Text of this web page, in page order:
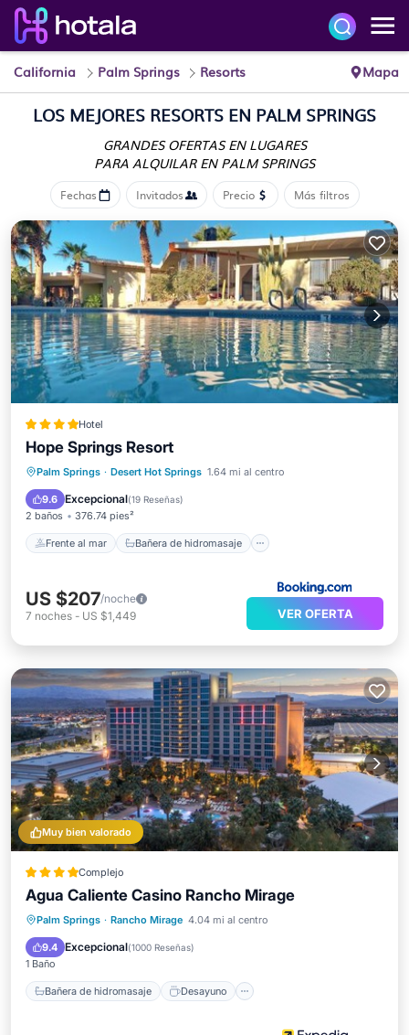
California Palm Springs Resorts Mapa
LOS MEJORES RESORTS EN PALM SPRINGS
GRANDES OFERTAS EN LUGARES
PARA ALQUILAR EN PALM SPRINGS
Fechas Invitados Precio Más filtros
Hotel
Hope Springs Resort
Palm Springs · Desert Hot Springs 1.64 mi al centro
9.6 Excepcional(19 Reseñas)
2 baños 376.74 pies²
Frente al mar Bañera de hidromasaje
Frente al mar
Bañera de hidromasaje
Desayuno
Aparcamiento
US $207/noche
7 noches - US $1,449 VER OFERTA
Muy bien valorado
Complejo
Agua Caliente Casino Rancho Mirage
Palm Springs · Rancho Mirage 4.04 mi al centro
9.4 Excepcional(1000 Reseñas)
1 Baño
Bañera de hidromasaje Desayuno
Bañera de hidromasaje
Desayuno
Aparcamiento